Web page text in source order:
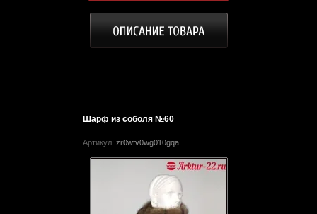
Шарф из соболя №60
Артикул: zr0wfv0wg010gqa